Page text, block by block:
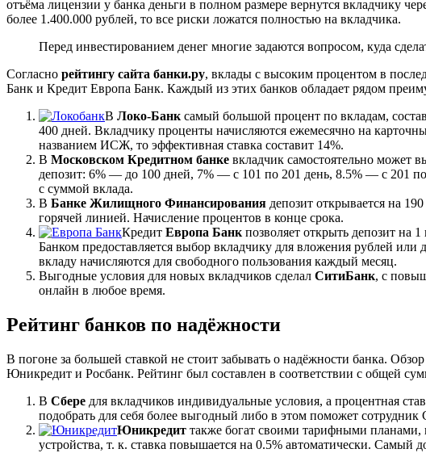
отъёма лицензии у банка деньги в полном размере вернутся вкладчику
более 1.400.000 рублей, то все риски ложатся полностью на вкладчика.
Перед инвестированием денег многие задаются вопросом, куда
Согласно рейтингу сайта банки.ру, вклады с высоким процентом в
Банк и Кредит Европа Банк. Каждый из этих банков обладает рядом
В Локо-Банк самый большой процент по вкладам,
400 дней. Вкладчику проценты начисляются ежемесячно на
названием ИСЖ, то эффективная ставка составит 14%.
В Московском Кредитном банке вкладчик самостоятельно может
депозит: 6% — до 100 дней, 7% — с 101 по 201 день, 8.5% — с 201
с суммой вклада.
В Банке Жилищного Финансирования депозит открывается на
горячей линией. Начисление процентов в конце срока.
Кредит Европа Банк позволяет открыть депозит на
Банком предоставляется выбор вкладчику для вложения рублей
вкладу начисляются для свободного пользования каждый месяц.
Выгодные условия для новых вкладчиков сделал СитиБанк, с
онлайн в любое время.
Рейтинг банков по надёжности
В погоне за большей ставкой не стоит забывать о надёжности банка.
Юникредит и Росбанк. Рейтинг был составлен в соответствии с общей
В Сбере для вкладчиков индивидуальные условия, а процентная
подобрать для себя более выгодный либо в этом поможет
Юникредит также богат своими тарифными
устройства, т. к. ставка повышается на 0.5% автоматически.